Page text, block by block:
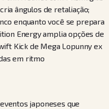
ângulos de retaliação;
enquanto você se prepara
Energy amplia opções de
Kick de Mega Lopunny ex
em ritmo
japoneses que